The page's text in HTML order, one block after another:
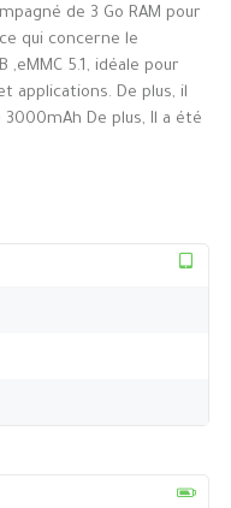
de 3 Go RAM pour
qui concerne le
,eMMC 5.1, idéale pour
applications. De plus, il
De plus, Il a été